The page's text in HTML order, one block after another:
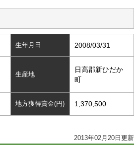
生年月日 2008/03/31
生産地
日高郡新ひだか
町
地方獲得賞金(円) 1,370,500
2013年02月20日更新